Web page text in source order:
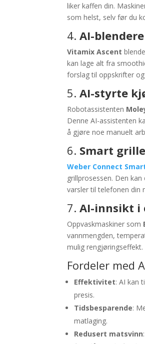
liker kaffen din.
som helst, selv før du
4.AI-blendere
Vitamix Ascent
kan lage alt fra
forslag til oppskrifter
5.AI-styrte
Robotassistenten
Denne AI-assistenten
å gjøre noe manuelt
6. Smart
Weber Connect
grillprosessen. Den
varsler til telefonen din
7.AI-innsikt i
Oppvaskmaskiner som
vannmengden,
mulig rengjøringseffekt.
Fordeler med
Effektivitet: AI kan
presis.
Tidsbesparende:
matlaging.
Redusert matsvinn